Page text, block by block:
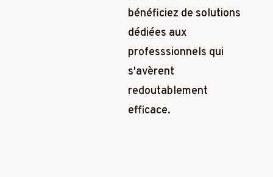
bénéficiez de solutions
dédiées aux
professsionnels qui
s'avèrent
redoutablement
efficace.